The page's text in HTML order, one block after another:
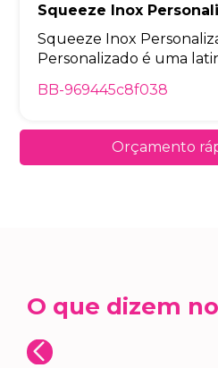
Squeeze Inox
Squeeze Inox
Personalizado é uma
BB-969445c8f038
Orçamento
O que dizem